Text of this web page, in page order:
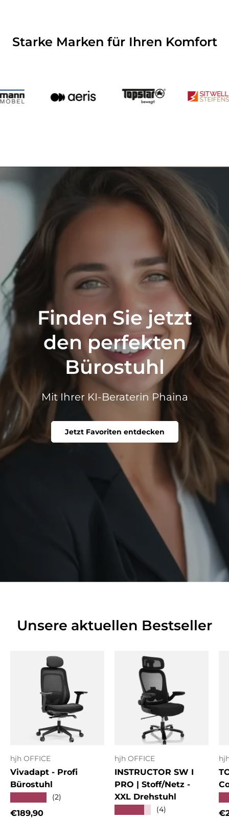
Starke Marken für Ihren Komfort
Finden Sie jetzt
den perfekten
Bürostuhl
Mit Ihrer KI-Beraterin Phaina
Jetzt Favoriten entdecken
Unsere aktuellen Bestseller
hjh OFFICE
Vivadapt - Profi
Bürostuhl
(2)
Normaler Preis
€189,90
hjh OFFICE
INSTRUCTOR SW I
PRO | Stoff/Netz -
XXL Drehstuhl
(4)